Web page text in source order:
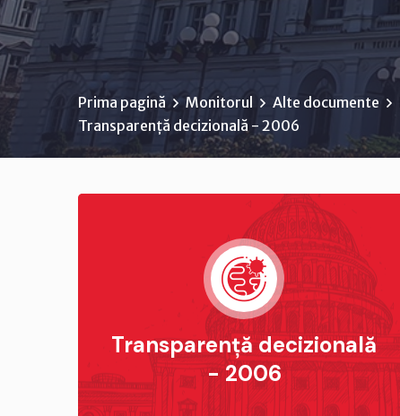
Prima pagină Monitorul Alte documente
Transparență decizională - 2006
Transparență decizională
- 2006